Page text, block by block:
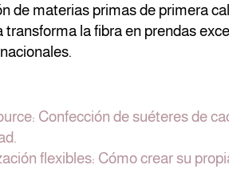
de materias primas de primera
la fibra en prendas
Confección de suéteres de
flexibles: Cómo crear su